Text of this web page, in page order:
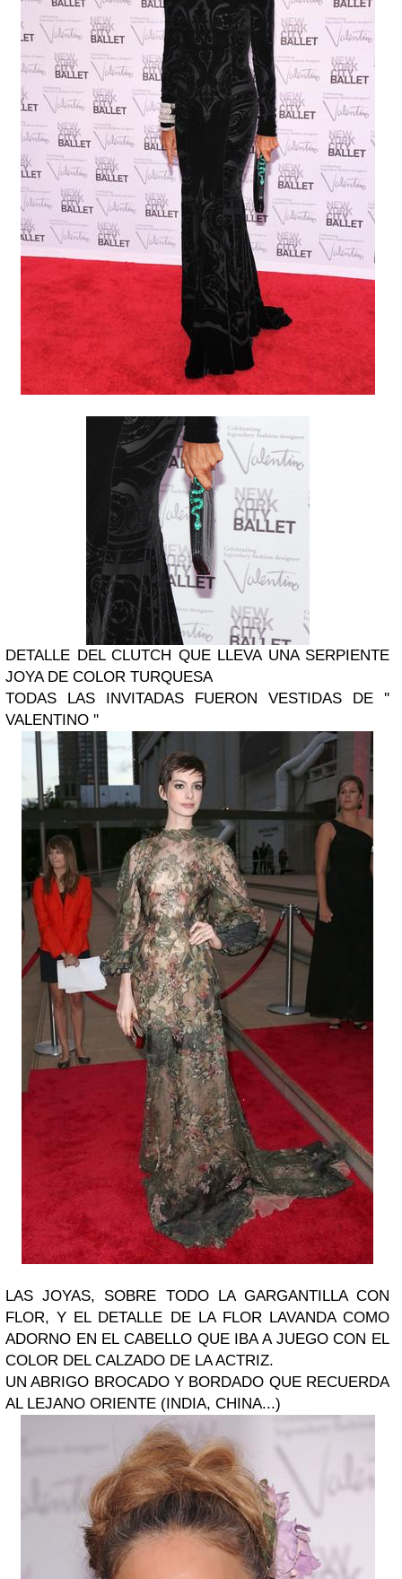
DETALLE DEL CLUTCH QUE LLEVA UNA SERPIENTE
JOYA DE COLOR TURQUESA
TODAS LAS INVITADAS FUERON VESTIDAS DE ''
VALENTINO ''
LAS JOYAS, SOBRE TODO LA GARGANTILLA CON
FLOR, Y EL DETALLE DE LA FLOR LAVANDA COMO
ADORNO EN EL CABELLO QUE IBA A JUEGO CON EL
COLOR DEL CALZADO DE LA ACTRIZ.
UN ABRIGO BROCADO Y BORDADO QUE RECUERDA
AL LEJANO ORIENTE (INDIA, CHINA...)